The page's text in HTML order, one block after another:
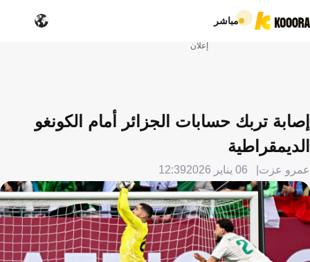
مباشر
إعلان
إصابة تربك حسابات الجزائر أمام الكونغو
الديمقراطية
عمرو عزت 06 يناير 2026 12:39